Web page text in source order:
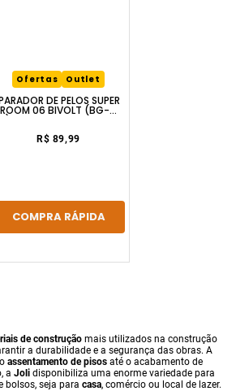
Ofertas Outlet
DE PELOS SUPER
06 BIVOLT (BG-
MONDIAL
R$ 89,99
COMPRA RÁPIDA
de construção mais utilizados na construção
a durabilidade e a segurança das obras. A
assentamento de pisos até o acabamento de
a Joli disponibiliza uma enorme variedade para
bolsos, seja para casa, comércio ou local de lazer.